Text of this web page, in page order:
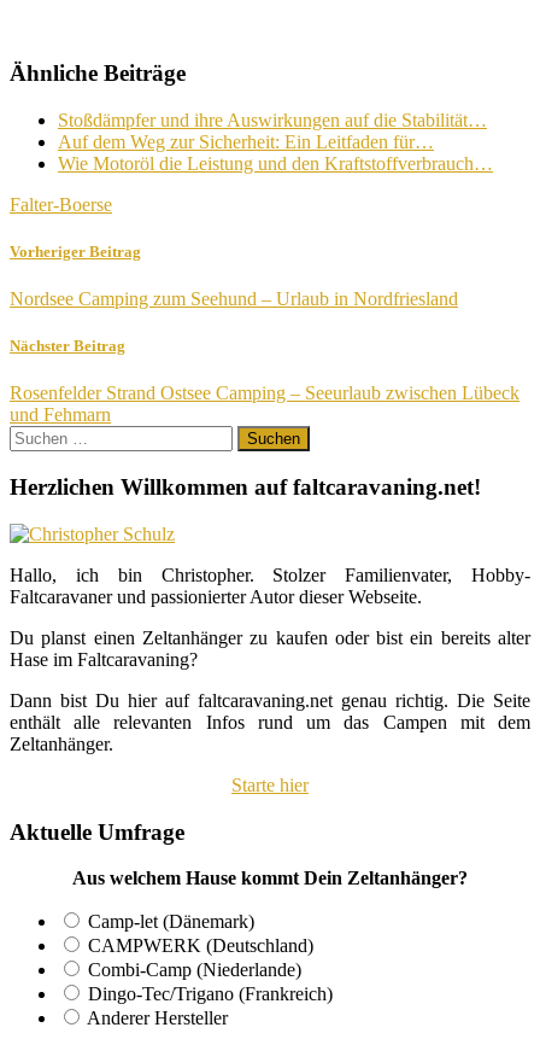
Ähnliche Beiträge
Stoßdämpfer und ihre Auswirkungen auf die Stabilität…
Auf dem Weg zur Sicherheit: Ein Leitfaden für…
Wie Motoröl die Leistung und den Kraftstoffverbrauch…
Falter-Boerse
Vorheriger Beitrag
Nordsee Camping zum Seehund – Urlaub in Nordfriesland
Nächster Beitrag
Rosenfelder Strand Ostsee Camping – Seeurlaub zwischen Lübeck
und Fehmarn
Suchen
nach:
Herzlichen Willkommen auf faltcaravaning.net!
Hallo, ich bin Christopher. Stolzer Familienvater, Hobby-
Faltcaravaner und passionierter Autor dieser Webseite.
Du planst einen Zeltanhänger zu kaufen oder bist ein bereits alter
Hase im Faltcaravaning?
Dann bist Du hier auf faltcaravaning.net genau richtig. Die Seite
enthält alle relevanten Infos rund um das Campen mit dem
Zeltanhänger.
Starte hier
Aktuelle Umfrage
Aus welchem Hause kommt Dein Zeltanhänger?
Camp-let (Dänemark)
CAMPWERK (Deutschland)
Combi-Camp (Niederlande)
Dingo-Tec/Trigano (Frankreich)
Anderer Hersteller